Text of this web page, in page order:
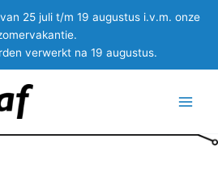
25 juli t/m 19 augustus i.v.m. onze
verwerkt na 19 augustus.
Menu